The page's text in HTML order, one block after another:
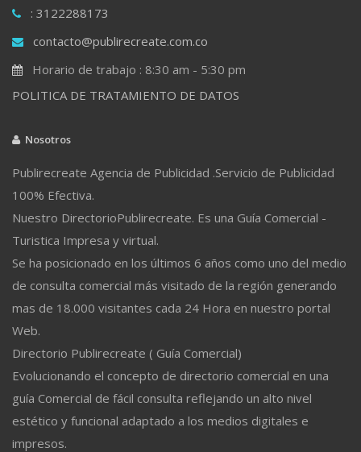
: 3122288173
contacto@publirecreate.com.co
Horario de trabajo : 8:30 am - 5:30 pm
POLITICA DE TRATAMIENTO DE DATOS
Nosotros
Publirecreate Agencia de Publicidad .Servicio de Publicidad
100% Efectiva.
Nuestro DirectorioPublirecreate. Es una Guía Comercial -
Turistica Impresa y virtual.
Se ha posicionado en los últimos 6 años como uno del medio
de consulta comercial más visitado de la región generando
mas de 18.000 visitantes cada 24 Hora en nuestro portal
Web.
Directorio Publirecreate ( Guía Comercial)
Evolucionando el concepto de directorio comercial en una
guía Comercial de fácil consulta reflejando un alto nivel
estético y funcional adaptado a los medios digitales e
impresos.